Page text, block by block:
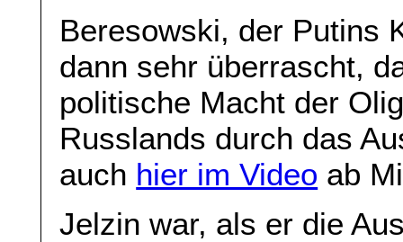
Beresowski, der Putins
dann sehr überrascht,
politische Macht der
Russlands durch das
auch hier im Video ab
Jelzin war, als er die